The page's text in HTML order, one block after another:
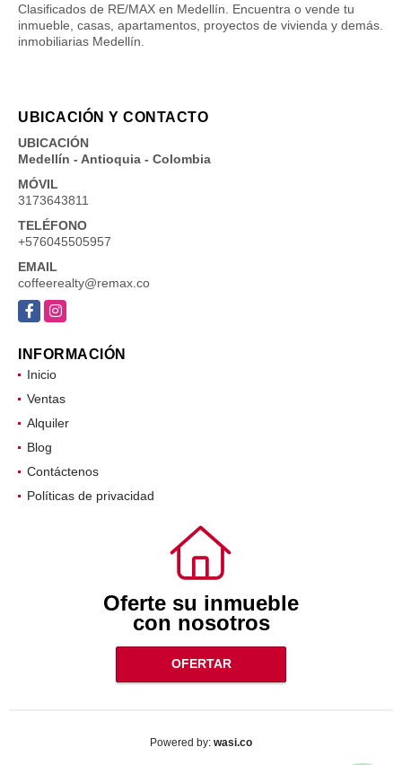
Clasificados de RE/MAX en Medellín. Encuentra o vende tu
inmueble, casas, apartamentos, proyectos de vivienda y demás.
inmobiliarias Medellín.
UBICACIÓN Y CONTACTO
UBICACIÓN
Medellín - Antioquia - Colombia
MÓVIL
3173643811
TELÉFONO
+576045505957
EMAIL
coffeerealty@remax.co
FacebookInstagram
INFORMACIÓN
Inicio
Ventas
Alquiler
Blog
Contáctenos
Políticas de privacidad
Oferte su inmueble
con nosotros
OFERTAR
Powered by: wasi.co